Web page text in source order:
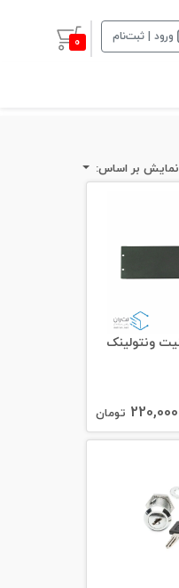
ورود | ثبت‌نام 0
نمایش بر اساس:
220,000 تومان